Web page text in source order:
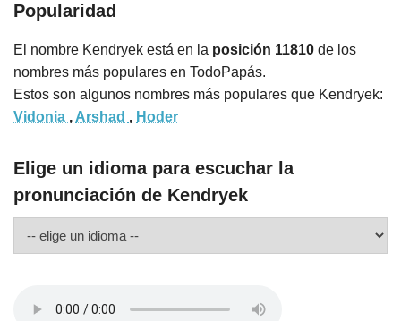
Popularidad
El nombre Kendryek está en la posición 11810 de los
nombres más populares en TodoPapás.
Estos son algunos nombres más populares que Kendryek:
Vidonia , Arshad , Hoder
Elige un idioma para escuchar la
pronunciación de Kendryek